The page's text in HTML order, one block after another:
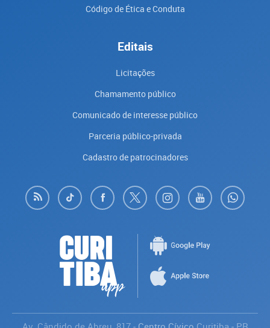
Código de Ética e Conduta
Editais
Licitações
Chamamento público
Comunicado de interesse público
Parceria público-privada
Cadastro de patrocinadores